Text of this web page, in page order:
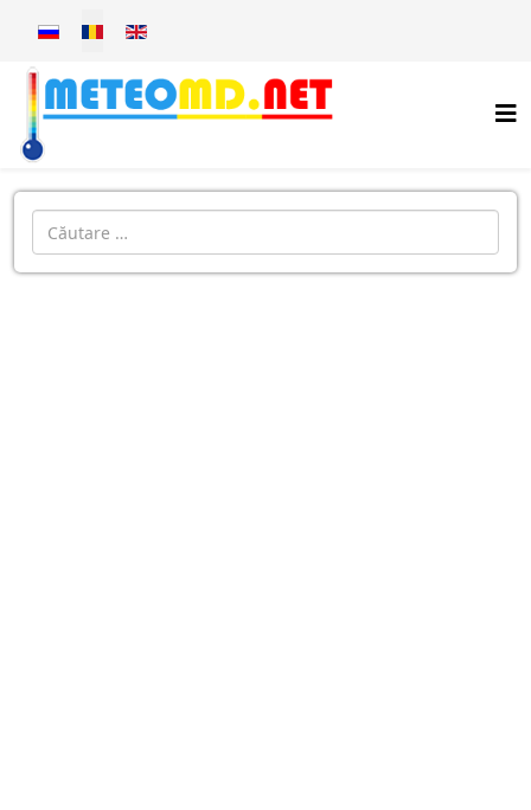
Selectați limba dvs
Introdu localitatea: